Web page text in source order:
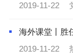
2019-11-22
海外课堂丨胜
2019-11-22